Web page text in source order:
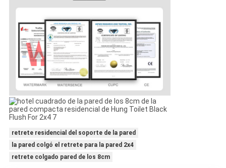
retrete residencial del soporte de la pared
la pared colgó el retrete para la pared 2x4
retrete colgado pared de los 8cm